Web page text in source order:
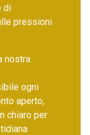
di
pressioni
nostra
ogni
aperto,
chiaro per